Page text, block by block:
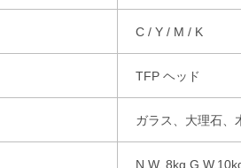
C / Y / M / K
TFP ヘッド
ガラス、大理石、
N.W. 8kg